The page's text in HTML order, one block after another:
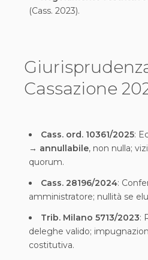
(Cass. 2023).
Cassazione
Cass. ord. 10361/2025:
→ annullabile, non nulla;
quorum.
Cass. 28196/2024:
amministratore; nullità se
Trib. Milano 5713/2023:
deleghe valido;
costitutiva.